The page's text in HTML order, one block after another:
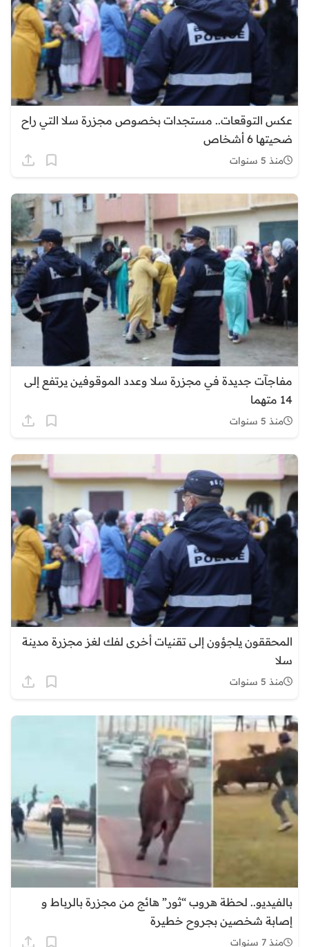
عكس التوقعات.. مستجدات بخصوص مجزرة سلا التي راح
ضحيتها 6 أشخاص
منذ 5 سنوات
مفاجآت جديدة في مجزرة سلا وعدد الموقوفين يرتفع إلى
14 متهما
منذ 5 سنوات
المحققون يلجؤون إلى تقنيات أخرى لفك لغز مجزرة مدينة
سلا
منذ 5 سنوات
بالفيديو.. لحظة هروب “ثور” هائج من مجزرة بالرباط و
إصابة شخصين بجروح خطيرة
منذ 7 سنوات